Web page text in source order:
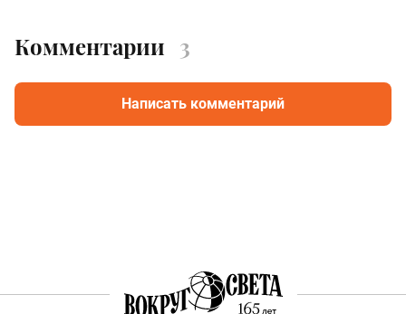
Комментарии 3
Написать комментарий